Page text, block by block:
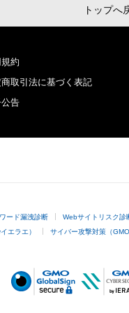
トップへ
約
取引法に基づく表記
告
ード漏洩診断 Webサイトリスク診
エラエ） サイバー攻撃対策（